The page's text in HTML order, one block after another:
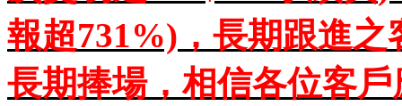
報超731%) ，長期跟進
長期捧場，相信各位客